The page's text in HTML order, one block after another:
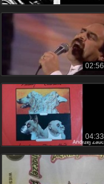
02:56
04:33